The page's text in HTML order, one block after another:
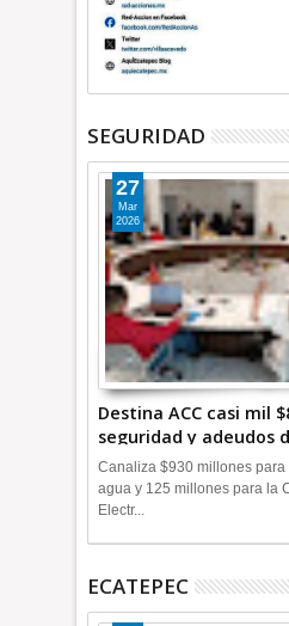
SEGURIDAD
Destina ACC casi mil
seguridad y adeudos
+Video
27
Mar
2026
Canaliza $930 millones
agua y 125 millones para la
Electr...
ECATEPEC